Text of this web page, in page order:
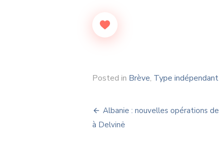
Posted in Brève, Type indépendant
Navigation
de
Albanie : nouvelles opérations de
à Delvinë